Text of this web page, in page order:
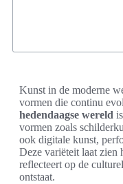
Kunst in de moderne
vormen die continu
hedendaagse wereld
vormen zoals
ook digitale kunst,
Deze variëteit laat zien
reflecteert op de
ontstaat.